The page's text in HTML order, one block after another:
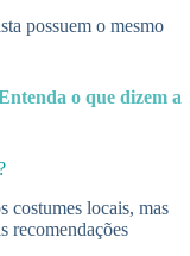
possuem o mesmo
o que dizem a
costumes locais, mas
recomendações